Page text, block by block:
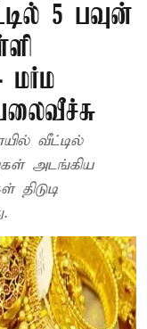
5 பவுன்
அடங்கிய
திடுடி